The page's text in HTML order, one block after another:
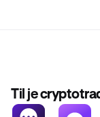
Til je